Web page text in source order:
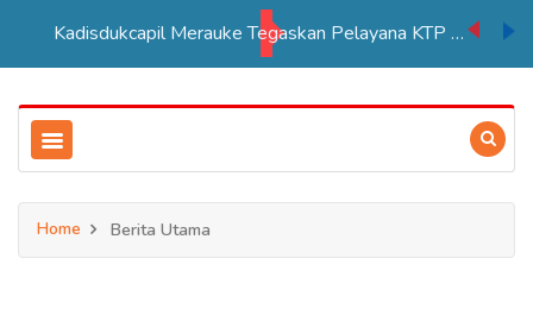
Kadisdukcapil Merauke Tegaskan Pelayana KTP Sesuai SOP
Home Berita Utama